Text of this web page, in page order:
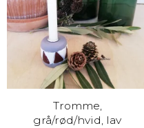
Tromme,
grå/rød/hvid, lav